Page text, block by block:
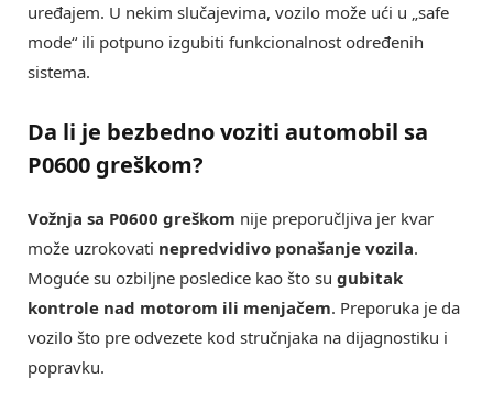
uređajem. U nekim slučajevima, vozilo može ući u „safe
mode“ ili potpuno izgubiti funkcionalnost određenih
sistema.
Da li je bezbedno voziti automobil sa
P0600 greškom?
Vožnja sa P0600 greškom nije preporučljiva jer kvar
može uzrokovati nepredvidivo ponašanje vozila.
Moguće su ozbiljne posledice kao što su gubitak
kontrole nad motorom ili menjačem. Preporuka je da
vozilo što pre odvezete kod stručnjaka na dijagnostiku i
popravku.